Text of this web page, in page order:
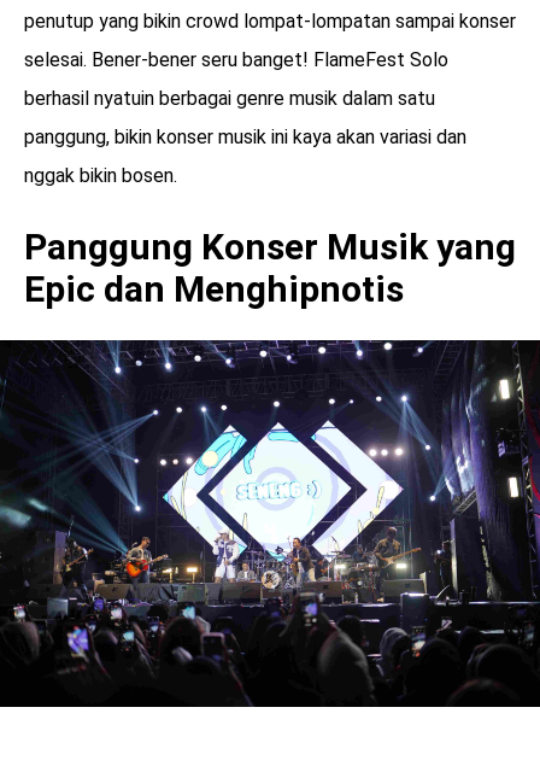
penutup yang bikin crowd lompat-lompatan sampai konser
selesai. Bener-bener seru banget! FlameFest Solo
berhasil nyatuin berbagai genre musik dalam satu
panggung, bikin konser musik ini kaya akan variasi dan
nggak bikin bosen.
Panggung Konser Musik yang
Epic dan Menghipnotis